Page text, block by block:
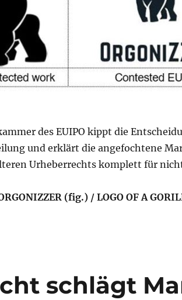
des EUIPO kippt die
und erklärt die angefochtene
Urheberrechts komplett für
(fig.) / LOGO OF A
schlägt